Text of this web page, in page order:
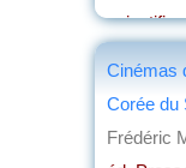
Cinémas
Corée du
Frédéric